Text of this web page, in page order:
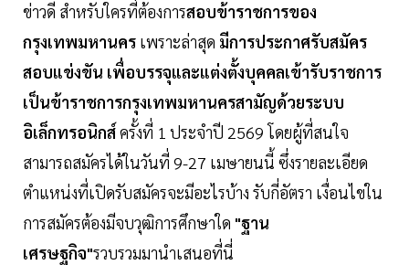
ข่าวดี สำหรับใครที่ต้องการสอบข้าราชการของ
กรุงเทพมหานคร เพราะล่าสุด มีการประกาศรับสมัคร
สอบแข่งขัน เพื่อบรรจุและแต่งตั้งบุคคลเข้ารับราชการ
เป็นข้าราชการกรุงเทพมหานครสามัญด้วยระบบ
อิเล็กทรอนิกส์ครั้งที่ 1 ประจำปี 2569 โดยผู้ที่สนใจ
สามารถสมัครได้ในวันที่ 9-27 เมษายนนี้ ซึ่งรายละเอียด
ตำแหน่งที่เปิดรับสมัครจะมีอะไรบ้าง รับกี่อัตรา เงื่อนไขใน
การสมัครต้องมีจบวุฒิการศึกษาใด "ฐาน
เศรษฐกิจ"รวบรวมมานำเสนอที่นี่